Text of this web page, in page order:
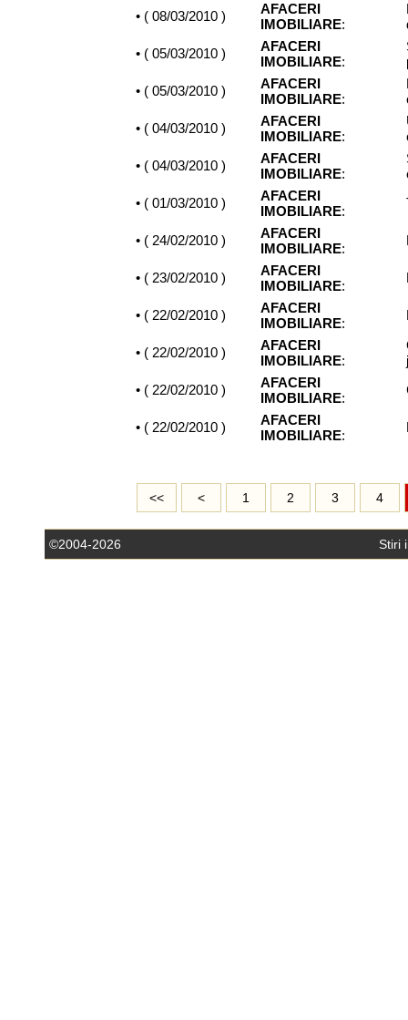
• ( 08/03/2010)
AFACERI
IMOBILIARE:
• ( 05/03/2010)
AFACERI
IMOBILIARE:
• ( 05/03/2010)
AFACERI
IMOBILIARE:
• ( 04/03/2010)
AFACERI
IMOBILIARE:
• ( 04/03/2010)
AFACERI
IMOBILIARE:
• ( 01/03/2010)
AFACERI
IMOBILIARE:
• ( 24/02/2010)
AFACERI
IMOBILIARE:
• ( 23/02/2010)
AFACERI
IMOBILIARE:
• ( 22/02/2010)
AFACERI
IMOBILIARE:
• ( 22/02/2010)
AFACERI
IMOBILIARE:
• ( 22/02/2010)
AFACERI
IMOBILIARE:
• ( 22/02/2010)
AFACERI
IMOBILIARE:
<< < 1 2 3 4
©2004-2026 Stiri